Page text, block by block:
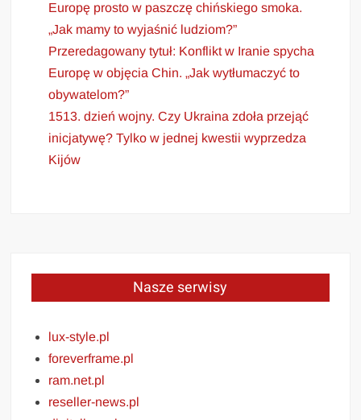
Europę prosto w paszczę chińskiego smoka.
„Jak mamy to wyjaśnić ludziom?”
Przeredagowany tytuł: Konflikt w Iranie spycha
Europę w objęcia Chin. „Jak wytłumaczyć to
obywatelom?”
1513. dzień wojny. Czy Ukraina zdoła przejąć
inicjatywę? Tylko w jednej kwestii wyprzedza
Kijów
Nasze serwisy
lux-style.pl
foreverframe.pl
ram.net.pl
reseller-news.pl